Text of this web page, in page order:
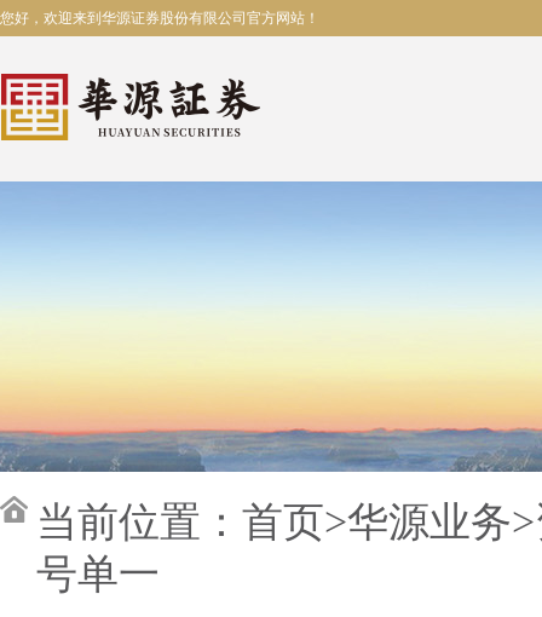
您好，欢迎来到华源证券股份有限公司官方网站！
当前位置： 首页>华源业务>
号单一